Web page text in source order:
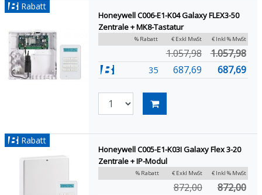
Rabatt
Honeywell C006-E1-K04 Galaxy FLEX3-50
Zentrale + MK8-Tastatur
% Rabatt € Exkl MwSt € Inkl % MwSt
1.057,98 1.057,98
35 687,69 687,69
Rabatt
Honeywell C005-E1-K03I Galaxy Flex 3-20
Zentrale + IP-Modul
% Rabatt € Exkl MwSt € Inkl % MwSt
872,00 872,00